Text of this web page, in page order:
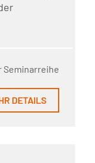
Seminarreihe
DETAILS